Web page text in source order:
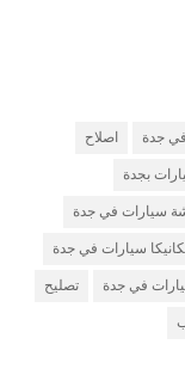
جدة اصلاح
بجدة
سيارات في جدة
سيارات في جدة
في جدة تصليح